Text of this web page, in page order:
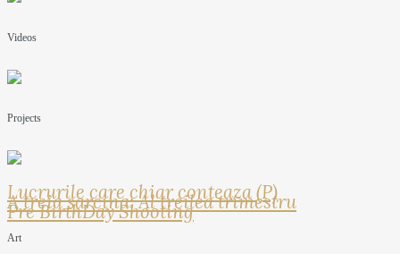
Videos
Projects
Lucrurile care chiar conteaza (P)
A treia sarcina: Al treilea trimestru
Pre BirthDay Shooting
Art